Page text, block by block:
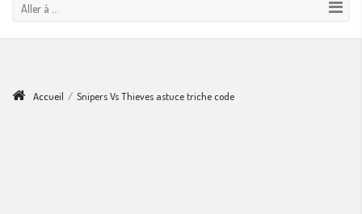
Aller à ...
Accueil / Snipers Vs Thieves astuce triche code